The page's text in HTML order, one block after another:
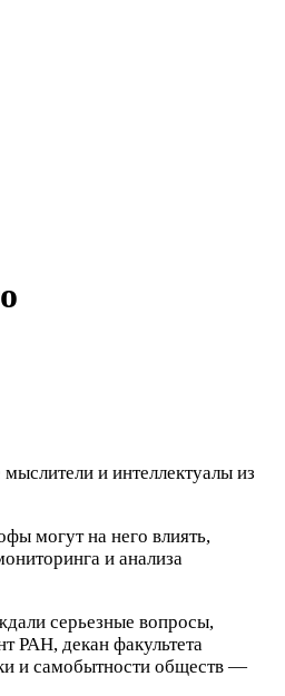
и интеллектуалы из
могут на него влиять,
и анализа
серьезные вопросы,
РАН, декан факультета
и самобытности обществ —